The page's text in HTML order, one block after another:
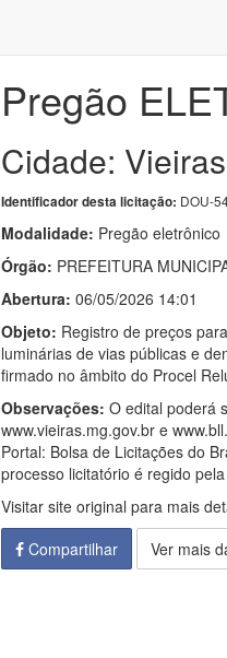
Pregão
Cidade:
Identificador desta licitação: DOU-
Modalidade: Pregão eletrônico
Órgão: PREFEITURA
Abertura: 06/05/2026 14:01
Objeto: Registro de preços
luminárias de vias públicas e
firmado no âmbito do Procel
Observações: O edital poderá
www.vieiras.mg.gov.br e
Portal: Bolsa de Licitações do
processo licitatório é regido
Visitar site original para mais
Compartilhar
Ver mais